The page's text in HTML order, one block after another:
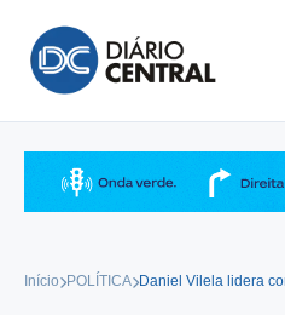
conteúdo
Início POLÍTICA